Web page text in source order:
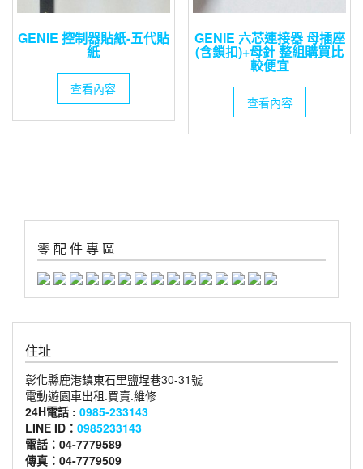
GENIE 控制器貼紙-五代貼
紙
查看內容
GENIE 六芯連接器 母插座
(含鎖扣)+母針 整組購買比
較便宜
查看內容
零 配 件 專 區
住址
彰化縣鹿港鎮東石里鹽埕巷30-31號
電動遊園車出租.買賣.維修
24H電話 : 0985-233143
LINE ID： 0985233143
電話：04-7779589
傳真：04-7779509